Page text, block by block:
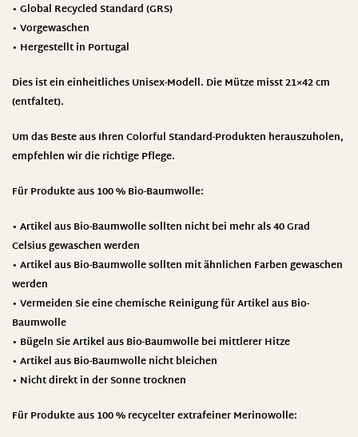
• Global Recycled Standard (GRS)
• Vorgewaschen
• Hergestellt in Portugal
Dies ist ein einheitliches Unisex-Modell. Die Mütze misst 21×42 cm
(entfaltet).
Um das Beste aus Ihren Colorful Standard-Produkten herauszuholen,
empfehlen wir die richtige Pflege.
Für Produkte aus 100 % Bio-Baumwolle:
• Artikel aus Bio-Baumwolle sollten nicht bei mehr als 40 Grad
Celsius gewaschen werden
• Artikel aus Bio-Baumwolle sollten mit ähnlichen Farben gewaschen
werden
• Vermeiden Sie eine chemische Reinigung für Artikel aus Bio-
Baumwolle
• Bügeln Sie Artikel aus Bio-Baumwolle bei mittlerer Hitze
• Artikel aus Bio-Baumwolle nicht bleichen
• Nicht direkt in der Sonne trocknen
Für Produkte aus 100 % recycelter extrafeiner Merinowolle: